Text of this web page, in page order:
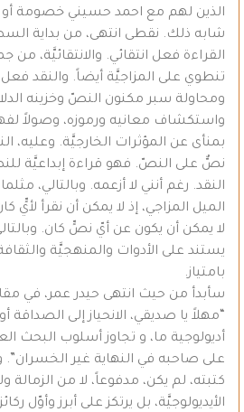
الذين لهم مع احمد حسيني خصومة
شابه ذلك. نقطى انتهى، من بداية
القراءة فعل انتقائي. والانتقائيَّة، من
تنطوي على المزاجيَّة أيضاً. والنقد فعل
ومحاولة سبر مكنون النصّ وخزينه
واستكشاف معانيه ورموزه، وصولاً
بمنأى عن المؤثرات الخارجيَّة. وعليه،
نصٌّ على النصّ. فهو قراءة إبداعيَّة
النقد. رغم أنني لا أزعمه. وبالتالي،
الميل المزاجي، إذ لا يمكن أن نقرأ لأيٍّ
لا يمكن أن يكون عن أيّ نصٍّ كان.
يستند على الأدوات والمنهجيَّة
بامتياز.
سأبدأ من حيث انتهى حيدر عمر، في
“مهلاً يا صديقي، الانحياز إلى الصداقة
أديولوجية ما، و تجاوز أسلوب البحث
على صاحبه في النهاية غير الخسران”.
كتبته، لم يكن، مدفوعاً، لا من الزمالة
الأيديولوجيَّة، بل يرتكز على أبرز وأوّل